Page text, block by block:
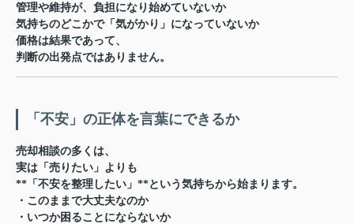
管理や維持が、負担になり始めていないか
気持ちのどこかで「気がかり」になっていないか
価格は結果であって、
判断の出発点ではありません。
「不安」の正体を言葉にできるか
売却相談の多くは、
実は「売りたい」よりも
**「不安を整理したい」**という気持ちから始まります。
・このままで大丈夫なのか
・いつか困ることにならないか